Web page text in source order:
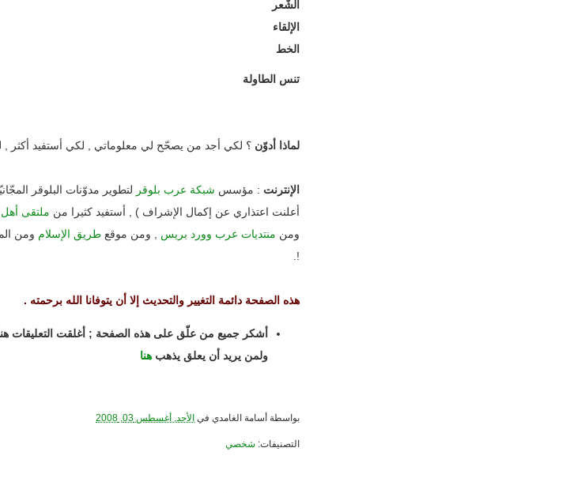
الشّعر
الإلقاء
الخط
تنس الطاولة
لماذا أدوّن ؟ لكي أجد من يصحّح لي معلوماتي , لكي أستفيد أكثر ,
الإنترنت : مؤسس شبكة عرب بلوقر لتطوير مدوّنات البلوقر
أعلنت اعتذاري عن إكمال الإشراف ) , أستفيد كثيرا من ملتقى
ومن منتديات عرب وورد بريس , ومن موقع طريق الإسلام ومن
!.
هذه الصفحة دائمة التغيير والتحديث إلا أن يتوفانا الله برحمته .
أشكر جميع من علّق على هذه الصفحة ; أغلقت التعليقات
ولمن يريد أن يعلق يذهب هنا
بواسطة أسامة الغامدي في الأحد, أغسطس 03, 2008
التصنيفات: شخصي